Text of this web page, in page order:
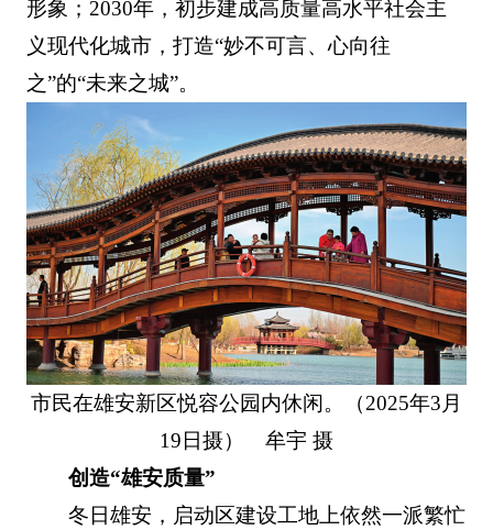
形象；2030年，初步建成高质量高水平社会主
义现代化城市，打造“妙不可言、心向往
之”的“未来之城”。
市民在雄安新区悦容公园内休闲。（2025年3月
19日摄） 牟宇 摄
创造“雄安质量”
冬日雄安，启动区建设工地上依然一派繁忙